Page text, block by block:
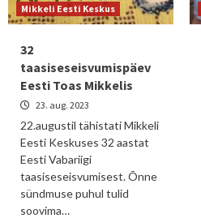
Mikkeli Eesti Keskus
32
taasiseseisvumispäev
Eesti Toas Mikkelis
23. aug. 2023
22.augustil tähistati Mikkeli
Eesti Keskuses 32 aastat
Eesti Vabariigi
taasiseseisvumisest. Õnne
sündmuse puhul tulid
soovima…